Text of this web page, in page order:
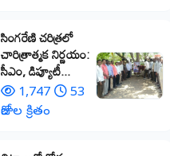
​సింగరేణి చరిత్రలో
చారిత్రాత్మక నిర్ణయం:
సీఎం, డిప్యూటీ...
1,747
53
రోజుల క్రితం